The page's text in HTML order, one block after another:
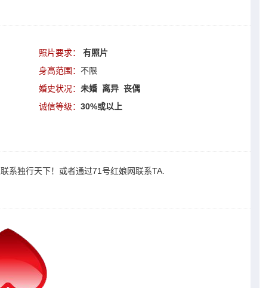
照片要求：
有照片
身高范围： 不限
婚史状况： 未婚 离异 丧偶
诚信等级： 30%或以上
联系独行天下！或者通过71号红娘网联系TA